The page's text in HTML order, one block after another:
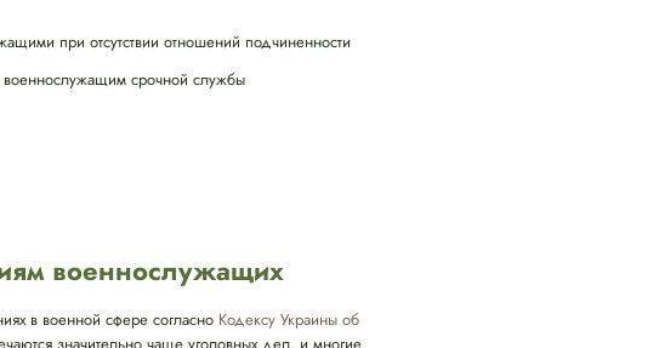
при отсутствии отношений подчиненности
военнослужащим срочной службы
военнослужащих
в военной сфере согласно Кодексу Украины об